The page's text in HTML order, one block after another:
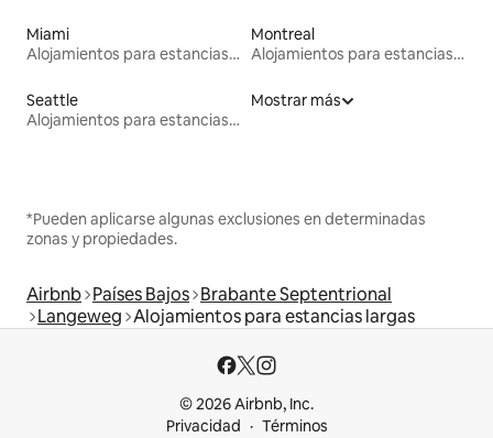
Miami
Alojamientos para estancias largas
Montreal
Alojamientos para estancias largas
Seattle
Alojamientos para estancias largas
Mostrar más
*Pueden aplicarse algunas exclusiones en determinadas
zonas y propiedades.
Airbnb Países Bajos Brabante Septentrional
Langeweg Alojamientos para estancias largas
© 2026 Airbnb, Inc.
Privacidad
Términos